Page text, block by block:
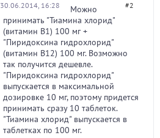
30.06.2014, 16:28 #2
Можно
принимать "Тиамина хлорид"
(витамин В1) 100 мг +
"Пиридоксина гидрохлорид"
(витамин В12) 100 мг. Возможно
так получится дешевле.
"Пиридоксина гидрохлорид"
выпускается в максимальной
дозировке 10 мг, поэтому придется
принимать сразу 10 таблеток.
"Тиамина хлорид" выпускается в
таблетках по 100 мг.